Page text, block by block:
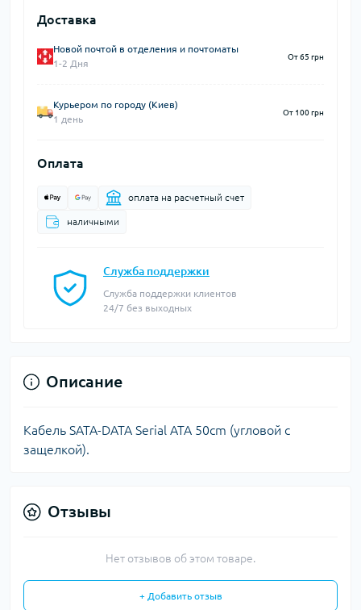
Доставка
Новой почтой в отделения и почтоматы
1-2 Дня
От 65 грн
Курьером по городу (Киев)
1 день
От 100 грн
Оплата
оплата на расчетный счет
наличными
Служба поддержки
Служба поддержки клиентов
24/7 без выходных
Описание
Кабель SATA-DATA Serial ATA 50cm (угловой с
защелкой).
Отзывы
Нет отзывов об этом товаре.
+ Добавить отзыв